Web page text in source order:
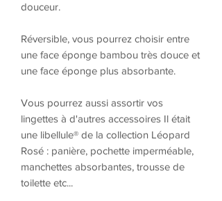
douceur.
Réversible, vous pourrez choisir entre
une face éponge bambou très douce et
une face éponge plus absorbante.
Vous pourrez aussi assortir vos
lingettes à d'autres accessoires Il était
une libellule® de la collection Léopard
Rosé : panière, pochette imperméable,
manchettes absorbantes, trousse de
toilette etc...